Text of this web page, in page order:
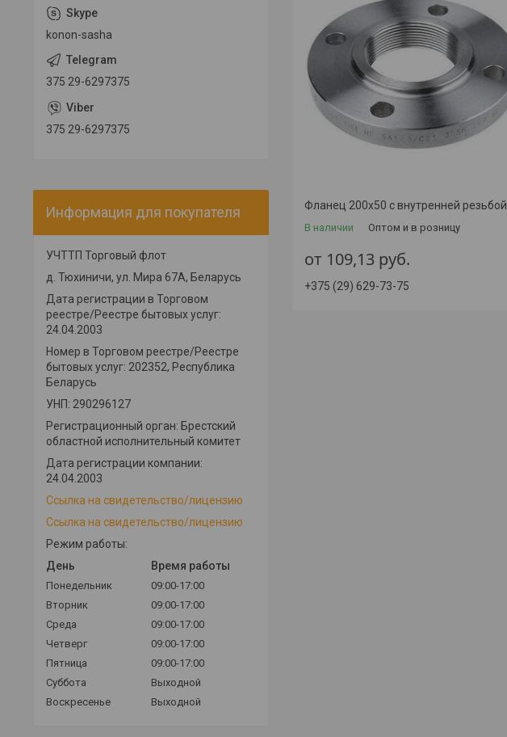
Фланец 200х50 с внутренней резьбой
В наличии Оптом и в розницу
от 109,13 руб.
+375 (29) 629-73-75
konon-sasha
375 29-6297375
375 29-6297375
Информация для покупателя
УЧТТП Торговый флот
д. Тюхиничи, ул. Мира 67А, Беларусь
Дата регистрации в Торговом
реестре/Реестре бытовых услуг:
24.04.2003
Номер в Торговом реестре/Реестре
бытовых услуг: 202352, Республика
Беларусь
УНП: 290296127
Регистрационный орган: Брестский
областной исполнительный комитет
Дата регистрации компании:
24.04.2003
Ссылка на свидетельство/лицензию
Ссылка на свидетельство/лицензию
Режим работы:
День
Время работы
Понедельник
09:00-17:00
Вторник
09:00-17:00
Среда
09:00-17:00
Четверг
09:00-17:00
Пятница
09:00-17:00
Суббота
Выходной
Воскресенье
Выходной